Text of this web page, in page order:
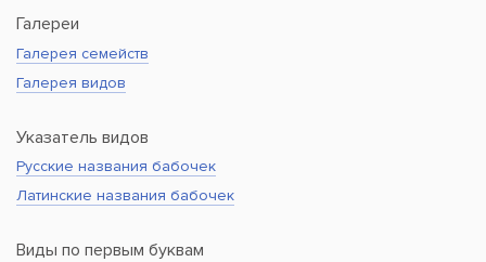
Галереи
Галерея семейств
Галерея видов
Указатель видов
Русские названия бабочек
Латинские названия бабочек
Виды по первым буквам